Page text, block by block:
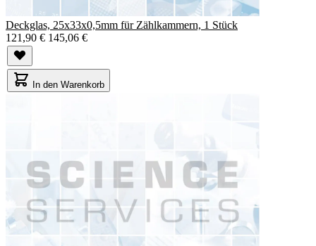
Deckglas, 25x33x0,5mm für Zählkammern, 1 Stück
121,90 € 145,06 €
In den Warenkorb